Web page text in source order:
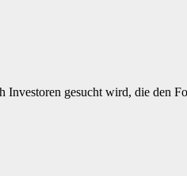
gesucht wird, die den